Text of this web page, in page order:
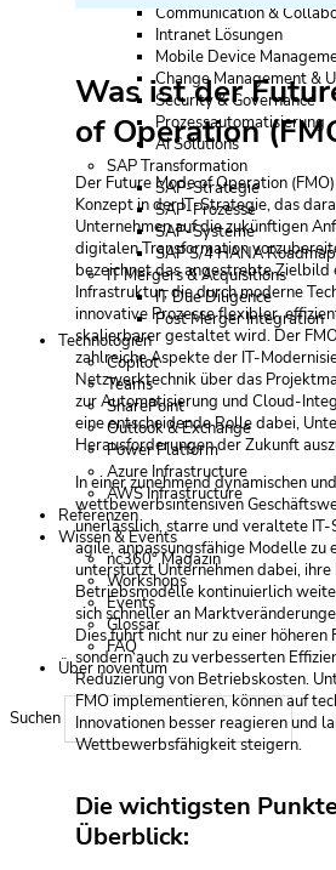
Communication &
Intranet Lösungen
Mobile Device
Change Management &
Security & Governance
Prozessautomatisierung
AI Solutions
SAP Transformation
SAP-Strategie
SAP-Prozesse
SAP-Systeme
SAP S/4 HANA Roadmap
IT Mergers & Acquisitions
IT Due Diligence
Post Merger Integration
Technologien
Copilot
Teams
SharePoint
Outlook & Exchange
Power Platform
Azure Infrastructure
AWS Infrastructure
Referenzen
Wissen & Events
nc360° Magazin
Workshops
Events
Glossar
FAQ
Über noventum
Suchen
Was ist der
of Operation
Der Future Mode of Operation
Konzept in der IT-Strategie, das
Unternehmen auf die zukünftigen
digitalen Transformation
bezeichnet das angestrebte Zielbild
Infrastruktur, die durch moderne
innovative Prozesse flexibler,
skalierbarer gestaltet wird. Der
zahlreiche Aspekte der IT-
Netzwerktechnik über das
zur Automatisierung und Cloud-
eine entscheidende Rolle dabei,
Herausforderungen der Zukunft
In einer zunehmend dynamischen und
wettbewerbsintensiven
unerlässlich, starre und veraltete IT-
agile, anpassungsfähige Modelle zu
unterstützt Unternehmen dabei, ihre
Betriebsmodelle kontinuierlich
sich schneller an
Dies führt nicht nur zu einer
sondern auch zu verbesserten
Reduzierung von Betriebskosten.
FMO implementieren, können auf
Innovationen besser reagieren und
Wettbewerbsfähigkeit steigern.
Die wichtigsten
Überblick: